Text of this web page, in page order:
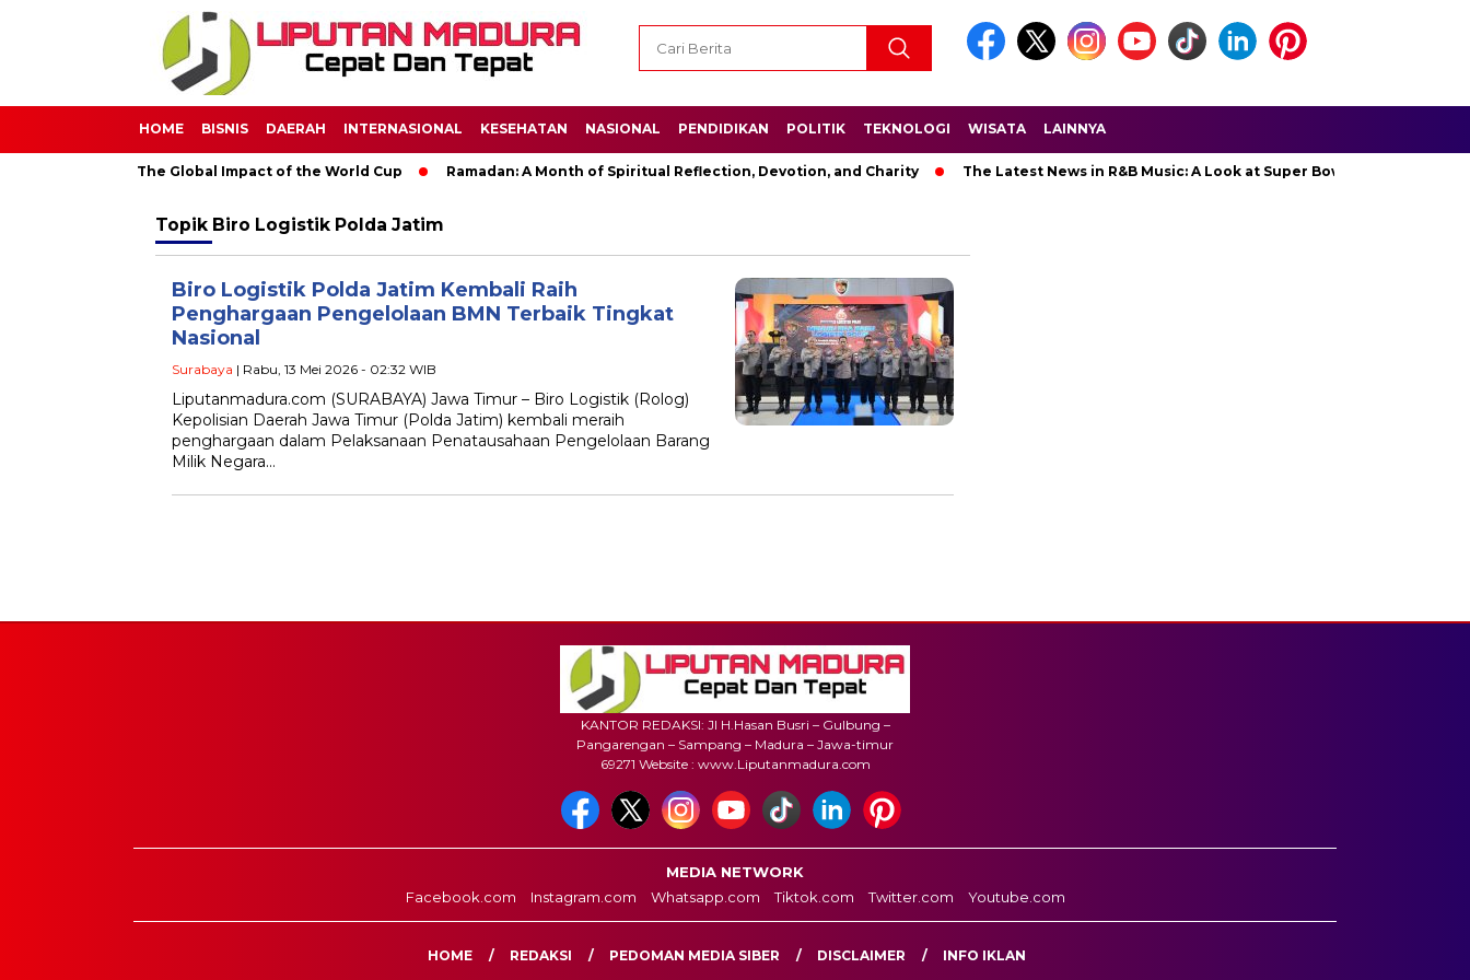
HOME BISNIS DAERAH INTERNASIONAL KESEHATAN NASIONAL PENDIDIKAN POLITIK TEKNOLOGI WISATA LAINNYA
Soccer: The Global Impact of the World Cup Ramadan: A Month of Spiritual Reflection, Devotion, and Charity The Latest News in R&B Music: A Look at Super Bowl Performances,
Topik Biro Logistik Polda Jatim
Biro Logistik Polda Jatim Kembali Raih
Penghargaan Pengelolaan BMN Terbaik Tingkat
Nasional
Surabaya | Rabu, 13 Mei 2026 - 02:32 WIB
Liputanmadura.com (SURABAYA) Jawa Timur – Biro Logistik (Rolog)
Kepolisian Daerah Jawa Timur (Polda Jatim) kembali meraih
penghargaan dalam Pelaksanaan Penatausahaan Pengelolaan Barang
Milik Negara…
KANTOR REDAKSI: Jl H.Hasan Busri – Gulbung –
Pangarengan – Sampang – Madura – Jawa-timur
69271 Website : www.Liputanmadura.com
MEDIA NETWORK
Facebook.com
Instagram.com Whatsapp.com Tiktok.com Twitter.com Youtube.com
HOME REDAKSI PEDOMAN MEDIA SIBER DISCLAIMER INFO IKLAN